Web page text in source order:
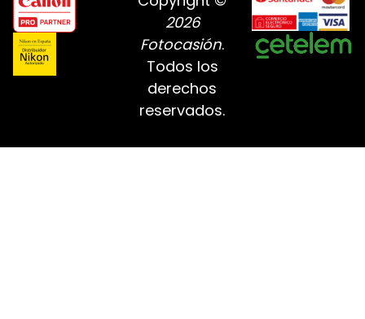
2026
Fotocasión.
Todos los
derechos
reservados.